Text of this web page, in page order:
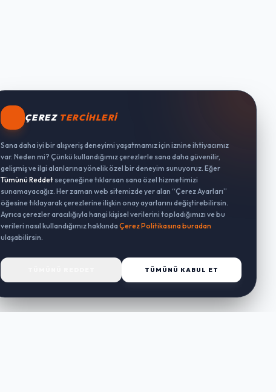
ÇEREZ TERCIHLERI
Sana daha iyi bir alışveriş deneyimi yaşatmamız için iznine ihtiyacımız
var. Neden mi? Çünkü kullandığımız çerezlerle sana daha güvenilir,
gelişmiş ve ilgi alanlarına yönelik özel bir deneyim sunuyoruz. Eğer
Tümünü Reddet seçeneğine tıklarsan sana özel hizmetimizi
sunamayacağız. Her zaman web sitemizde yer alan “Çerez Ayarları”
öğesine tıklayarak çerezlerine ilişkin onay ayarlarını değiştirebilirsin.
Ayrıca çerezler aracılığıyla hangi kişisel verilerini topladığımızı ve bu
verileri nasıl kullandığımız hakkında Çerez Politikasına buradan
ulaşabilirsin.
TÜMÜNÜ KABUL ET